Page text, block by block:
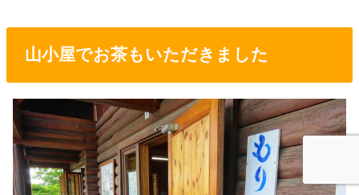
山小屋でお茶もいただきました